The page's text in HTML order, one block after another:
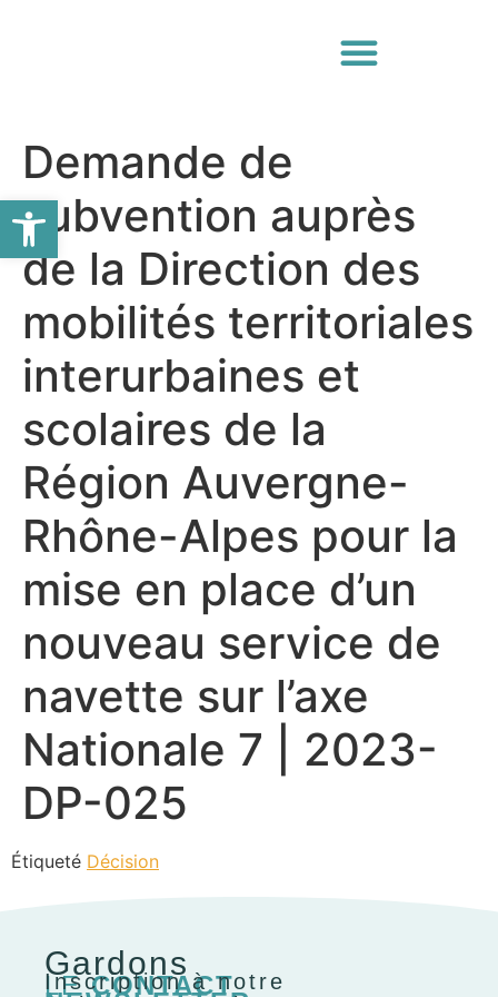
Demande de
subvention auprès
de la Direction des
mobilités territoriales
interurbaines et
scolaires de la
Région Auvergne-
Rhône-Alpes pour la
mise en place d’un
nouveau service de
navette sur l’axe
Nationale 7 | 2023-
DP-025
Étiqueté Décision
Gardons
LECONTACT
Inscription à notre
Ouvrir la barre d’outils